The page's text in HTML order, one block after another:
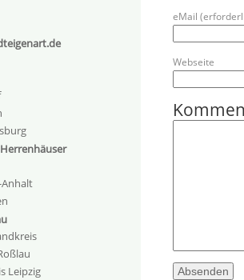
eMail
Webseite
Anhalt
Leipzig